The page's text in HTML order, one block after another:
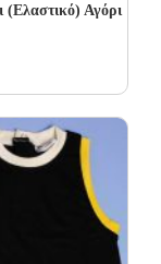
(Ελαστικό) Αγόρι